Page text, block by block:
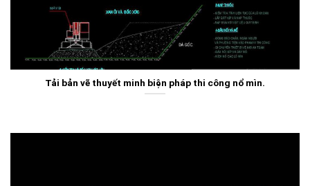
Tải bản vẽ thuyết minh biện pháp thi công nổ mìn.